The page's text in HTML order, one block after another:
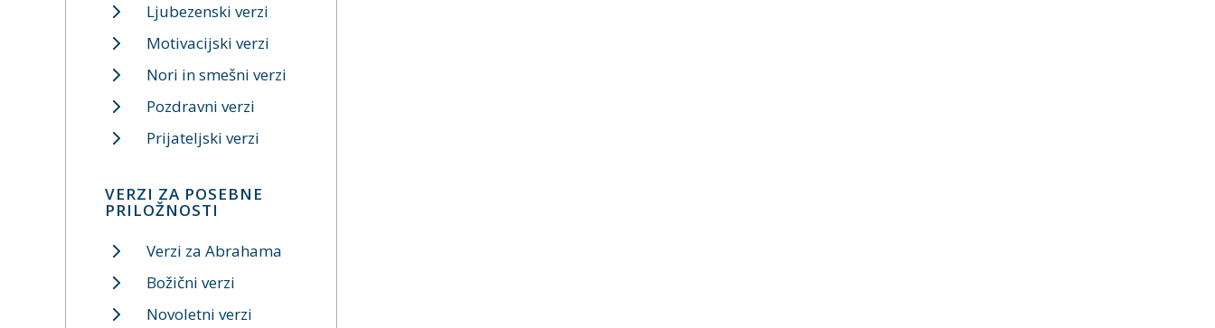
Ljubezenski verzi
Motivacijski verzi
Nori in smešni verzi
Pozdravni verzi
Prijateljski verzi
VERZI ZA POSEBNE
PRILOŽNOSTI
Verzi za Abrahama
Božični verzi
Novoletni verzi